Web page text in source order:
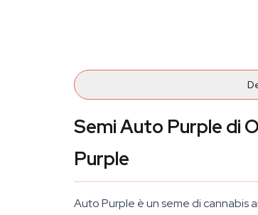
Semi Auto Purple di
Purple
Auto Purple è un seme di